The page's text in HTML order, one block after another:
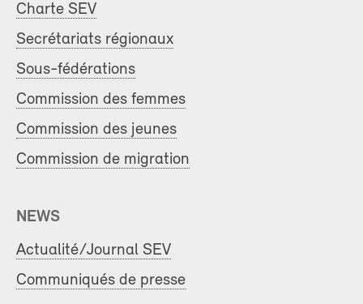
Charte SEV
Secrétariats régionaux
Sous-fédérations
Commission des femmes
Commission des jeunes
Commission de migration
NEWS
Actualité/Journal SEV
Communiqués de presse